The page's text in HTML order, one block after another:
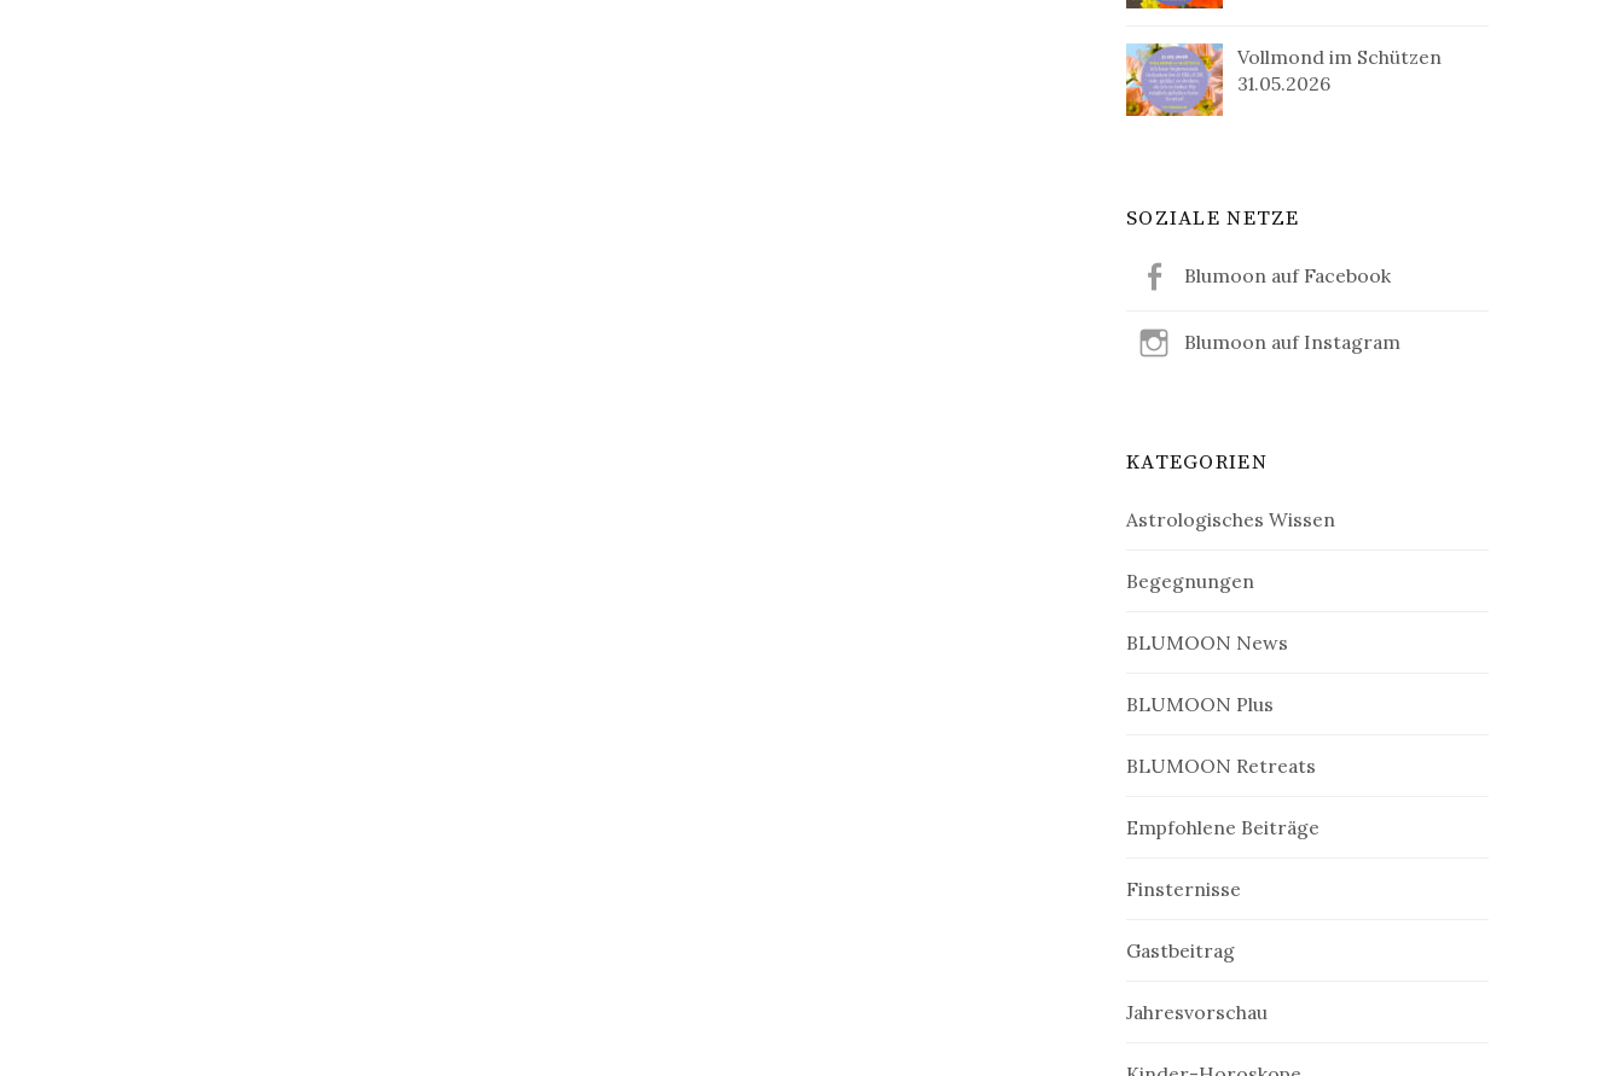
Vollmond im Schützen
31.05.2026
SOZIALE NETZE
Blumoon auf Facebook
Blumoon auf Instagram
KATEGORIEN
Astrologisches Wissen
Begegnungen
BLUMOON News
BLUMOON Plus
BLUMOON Retreats
Empfohlene Beiträge
Finsternisse
Gastbeitrag
Jahresvorschau